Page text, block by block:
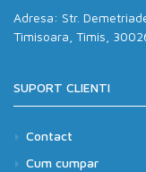
Adresa: Str.
Timisoara, Timis,
SUPORT CLIENTI
Contact
Cum cumpar